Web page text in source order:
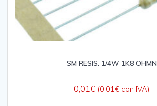
SM RESIS. 1/4W 1K8 OHMN
0,01€ (0,01 € con IVA)